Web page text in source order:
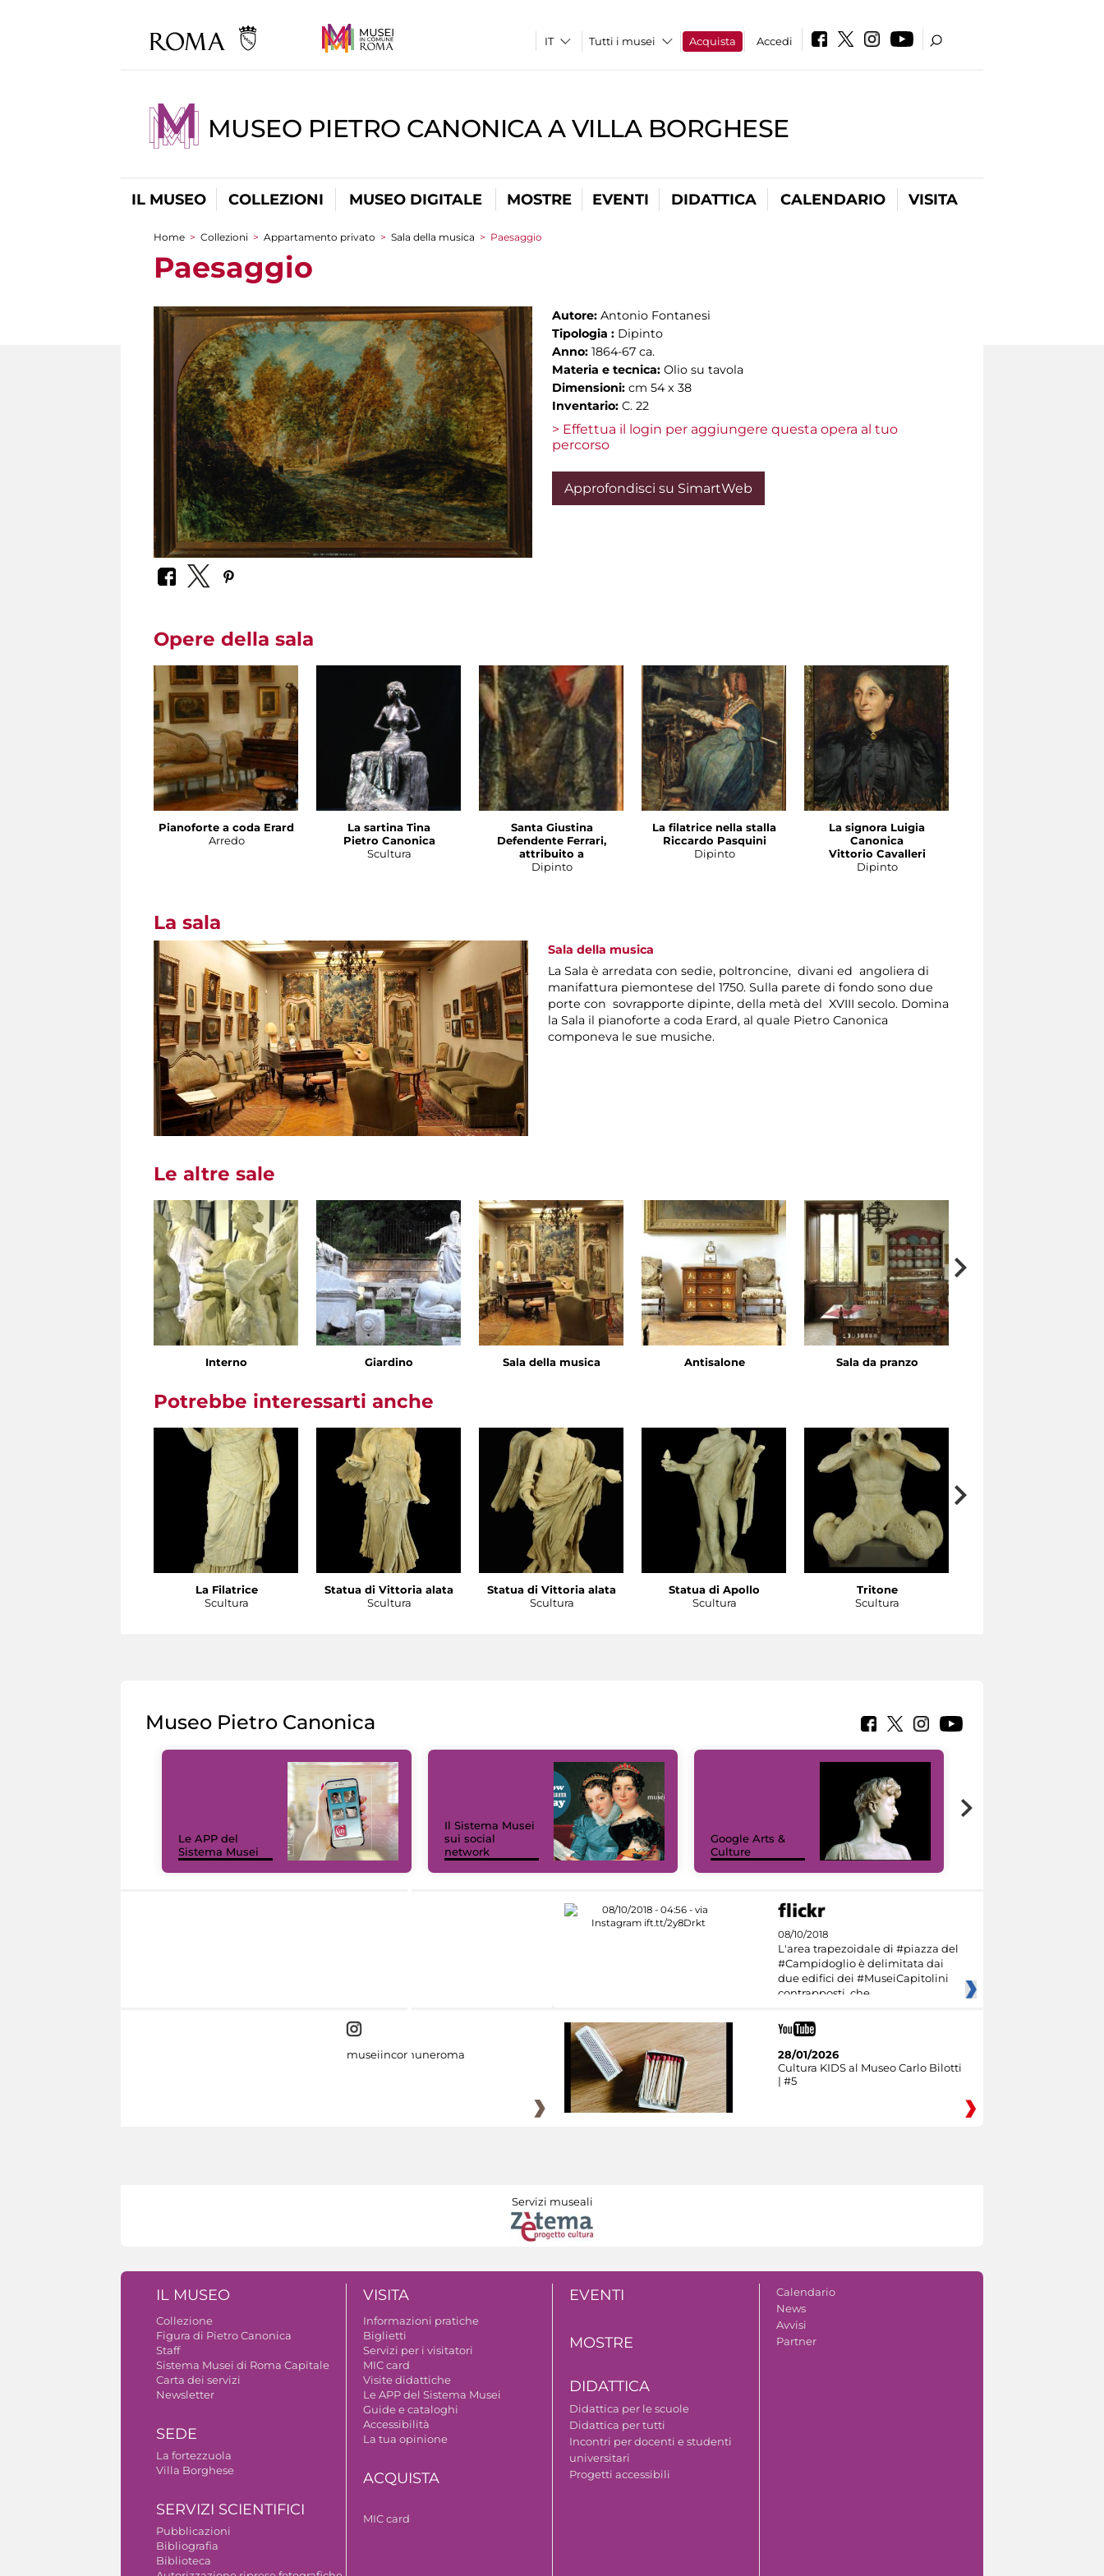
Tutti i musei Acquista Accedi
MUSEO PIETRO CANONICA A VILLA BORGHESE
IL MUSEO COLLEZIONI MUSEO DIGITALE MOSTRE EVENTI DIDATTICA CALENDARIO VISITA
Tu sei qui
Home > Collezioni > Appartamento privato > Sala della musica > Paesaggio
Paesaggio
Autore: Antonio Fontanesi
Tipologia : Dipinto
Anno: 1864-67 ca.
Materia e tecnica: Olio su tavola
Dimensioni: cm 54 x 38
Inventario: C. 22
> Effettua il login per aggiungere questa opera al tuo
percorso
Approfondisci su SimartWeb
Opere della sala
Pianoforte a coda Erard
Arredo
La sartina Tina
Pietro Canonica
Scultura
Santa Giustina
Defendente Ferrari,
attribuito a
Dipinto
La filatrice nella stalla
Riccardo Pasquini
Dipinto
La signora Luigia
Canonica
Vittorio Cavalleri
Dipinto
La sala
Sala della musica
La Sala è arredata con sedie, poltroncine, divani ed angoliera di
manifattura piemontese del 1750. Sulla parete di fondo sono due
porte con sovrapporte dipinte, della metà del XVIII secolo. Domina
la Sala il pianoforte a coda Erard, al quale Pietro Canonica
componeva le sue musiche.
Le altre sale
Interno Giardino Sala della musica Antisalone Sala da pranzo
Potrebbe interessarti anche
La Filatrice
Scultura
Statua di Vittoria alata
Scultura
Statua di Vittoria alata
Scultura
Statua di Apollo
Scultura
Tritone
Scultura
Museo Pietro Canonica
Le APP del
Sistema Musei
Il Sistema Musei
sui social
network
Google Arts &
Culture
08/10/2018
L'area trapezoidale di #piazza del
#Campidoglio è delimitata dai
due edifici dei #MuseiCapitolini
contrapposti, che
museiincomuneroma
28/01/2026
Cultura KIDS al Museo Carlo Bilotti
| #5
Servizi museali
IL MUSEO
Collezione
Figura di Pietro Canonica
Staff
Sistema Musei di Roma Capitale
Carta dei servizi
Newsletter
SEDE
La fortezzuola
Villa Borghese
SERVIZI SCIENTIFICI
Pubblicazioni
Bibliografia
Biblioteca
VISITA
Informazioni pratiche
Biglietti
Servizi per i visitatori
MIC card
Visite didattiche
Le APP del Sistema Musei
Guide e cataloghi
Accessibilità
La tua opinione
ACQUISTA
MIC card
EVENTI
MOSTRE
DIDATTICA
Didattica per le scuole
Didattica per tutti
Incontri per docenti e studenti
universitari
Progetti accessibili
Calendario
News
Avvisi
Partner